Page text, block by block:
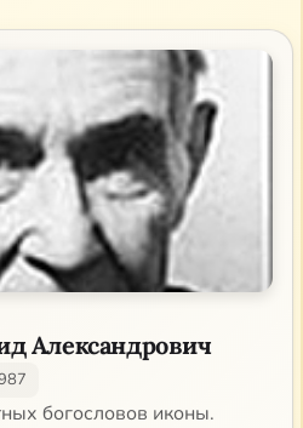
Александрович
богословов иконы.